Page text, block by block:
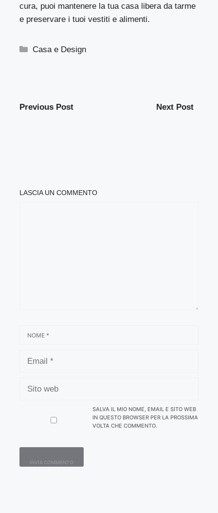
cura, puoi mantenere la tua casa libera da tarme
e preservare i tuoi vestiti e alimenti.
Categorie
Casa e Design
Previous Post Next Post
LASCIA UN COMMENTO
WEB
SALVA IL MIO NOME, EMAIL E SITO WEB
IN QUESTO BROWSER PER LA PROSSIMA
VOLTA CHE COMMENTO.